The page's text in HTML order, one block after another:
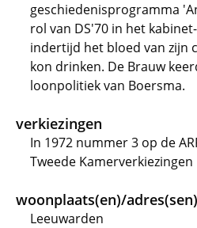
geschiedenisprogramma
rol van DS'70 in het
indertijd het bloed van zijn
kon drinken. De Brauw
loonpolitiek van Boersma.
verkiezingen
In 1972 nummer 3 op de
Tweede Kamerverkiezingen
woonplaats(en)/adres(sen)
Leeuwarden